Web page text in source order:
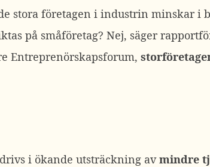
stora företagen i industrin minskar i
på småföretag? Nej, säger
Entreprenörskapsforum,
i ökande utsträckning avmindre